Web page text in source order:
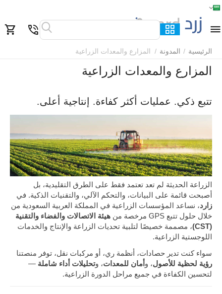
الرئيسية / المدونة / المزارع والمعدات الزراعية
المزارع والمعدات الزراعية
تتبع ذكي. عمليات أكثر كفاءة. إنتاجية أعلى.
الزراعة الحديثة لم تعد تعتمد فقط على الطرق التقليدية، بل
أصبحت قائمة على البيانات، والتحكم الآلي، والتقنيات الذكية. في
زارد، نساعد المؤسسات الزراعية في المملكة العربية السعودية من
خلال حلول تتبع GPS مرخصة من
هيئة الاتصالات والفضاء والتقنية
(CST)
، مصممة خصيصًا لتلبية تحديات الزراعة والإنتاج والخدمات
اللوجستية الزراعية.
سواء كنت تدير حصادات، أنظمة ري، أو مركبات نقل، توفر منصتنا
رؤية لحظية للأصول، وأمان للمعدات، وتحليلات أداء شاملة —
لتحسين الكفاءة في جميع مراحل الدورة الزراعية.
الرئيسية القائمة بحث السلة قائمة المفضلة